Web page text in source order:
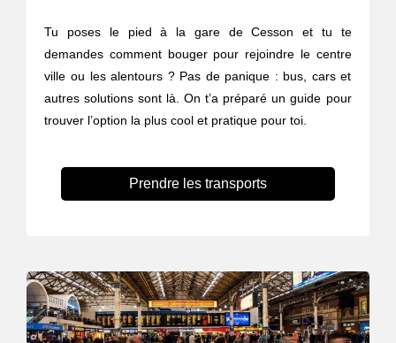
Tu poses le pied à la gare de Cesson et tu te
demandes comment bouger pour rejoindre le centre
ville ou les alentours ? Pas de panique : bus, cars et
autres solutions sont là. On t’a préparé un guide pour
trouver l’option la plus cool et pratique pour toi.
Prendre les transports